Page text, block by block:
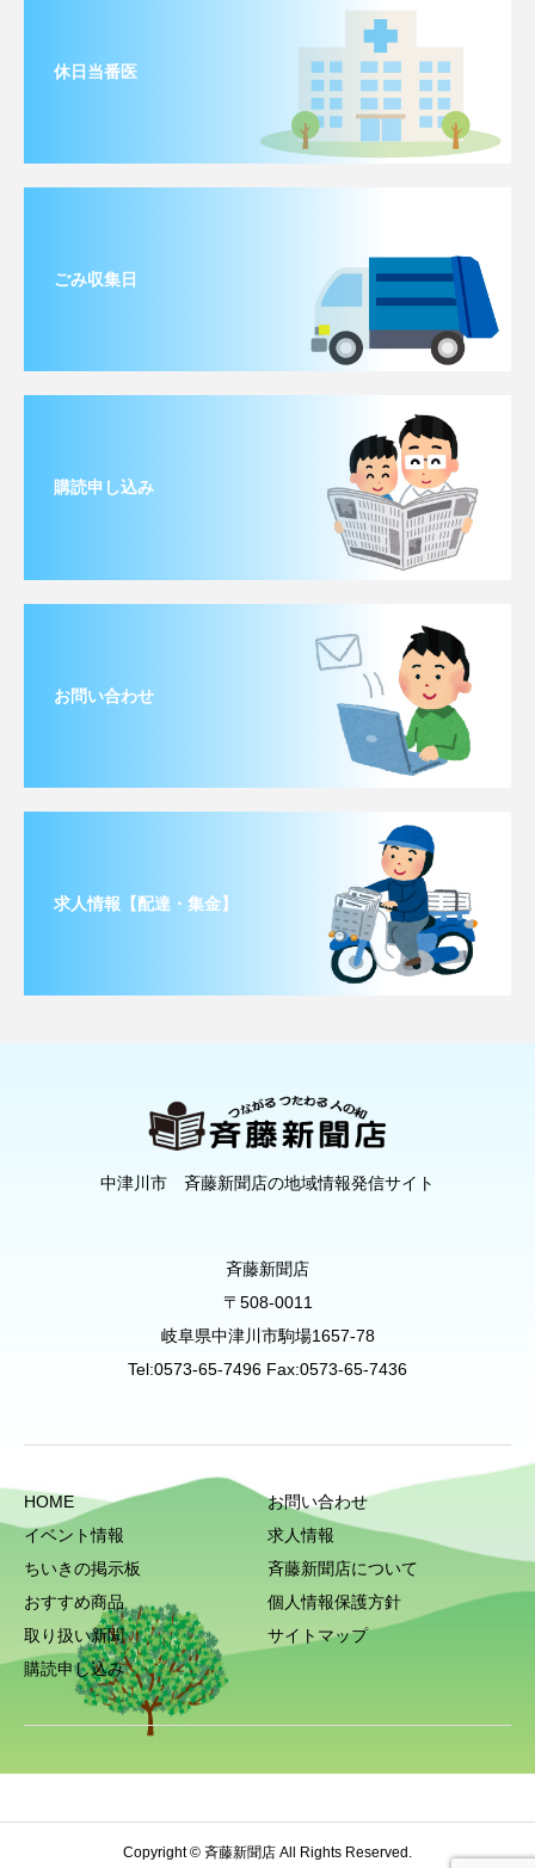
休日当番医
ごみ収集日
購読申し込み
お問い合わせ
求人情報【配達・集金】
中津川市 斉藤新聞店の地域情報発信サイト
斉藤新聞店
〒508-0011
岐阜県中津川市駒場1657-78
Tel:0573-65-7496 Fax:0573-65-7436
HOME
イベント情報
ちいきの掲示板
おすすめ商品
取り扱い新聞
購読申し込み
お問い合わせ
求人情報
斉藤新聞店について
個人情報保護方針
サイトマップ
Copyright © 斉藤新聞店 All Rights Reserved.